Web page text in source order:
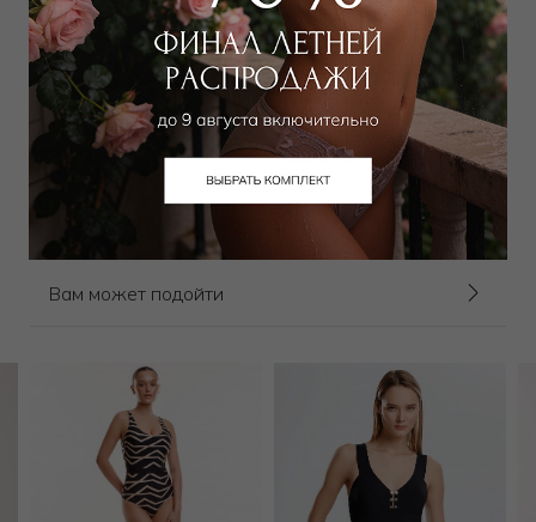
Платье длинное
23 000₽ 16 650₽
Выбрать размер
Вам может подойти